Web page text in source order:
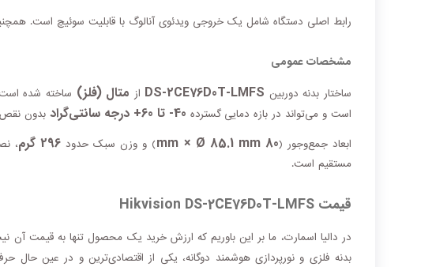
رابط اصلی دستگاه شامل یک خروجی ویدئوی آنالوگ با قابلیت سوئیچ است.
مشخصات عمومی
ساختار بدنه دوربین DS-2CE76D0T-LMFS از متال (فلز) ساخته شده است
است و می‌تواند در بازه دمایی گسترده 40- تا 60+ درجه سانتی‌گراد
بدون
ابعاد جمع‌وجور (80 mm × Ø 85.1 mm ) و وزن سبک حدود 296 گرم ،
مستقیم است.
قیمت Hikvision DS-2CE76D0T-LMFS
در دالیا اسمارت، ما بر این باوریم که ارزش خرید یک محصول تنها به قیمت آن
بدنه فلزی و نورپردازی هوشمند دوگانه، یکی از اقتصادی‌ترین و در عین حال